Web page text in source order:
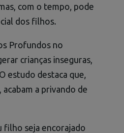
com o tempo, pode
dos filhos.
Profundos no
crianças inseguras,
estudo destaca que,
a privando de
filho seja encorajado